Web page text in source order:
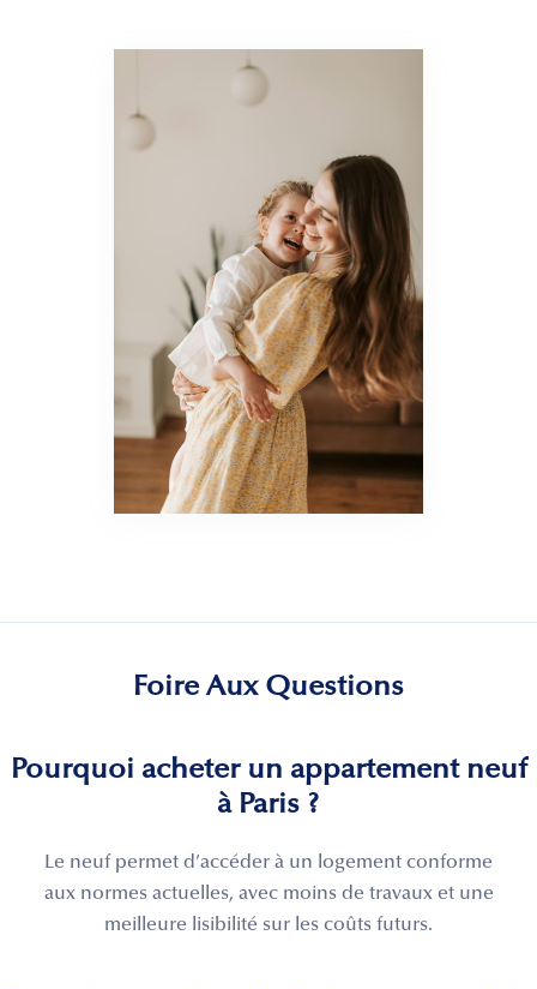
Foire Aux Questions
Pourquoi acheter un appartement neuf
à Paris ?
Le neuf permet d’accéder à un logement conforme
aux normes actuelles, avec moins de travaux et une
meilleure lisibilité sur les coûts futurs.